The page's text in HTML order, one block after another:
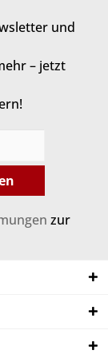
und
– jetzt
zur